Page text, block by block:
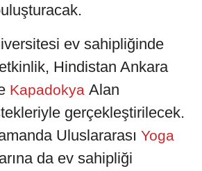
ev sahipliğinde
Hindistan Ankara
Kapadokya Alan
gerçekleştirilecek.
Uluslararası Yoga
da ev sahipliği